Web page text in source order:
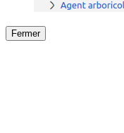
Fermer